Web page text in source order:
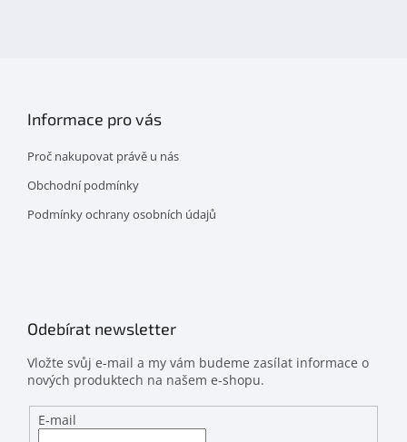
Informace pro vás
Proč nakupovat právě u nás
Obchodní podmínky
Podmínky ochrany osobních údajů
Odebírat newsletter
Vložte svůj e-mail a my vám budeme zasílat informace o
nových produktech na našem e-shopu.
E-mail